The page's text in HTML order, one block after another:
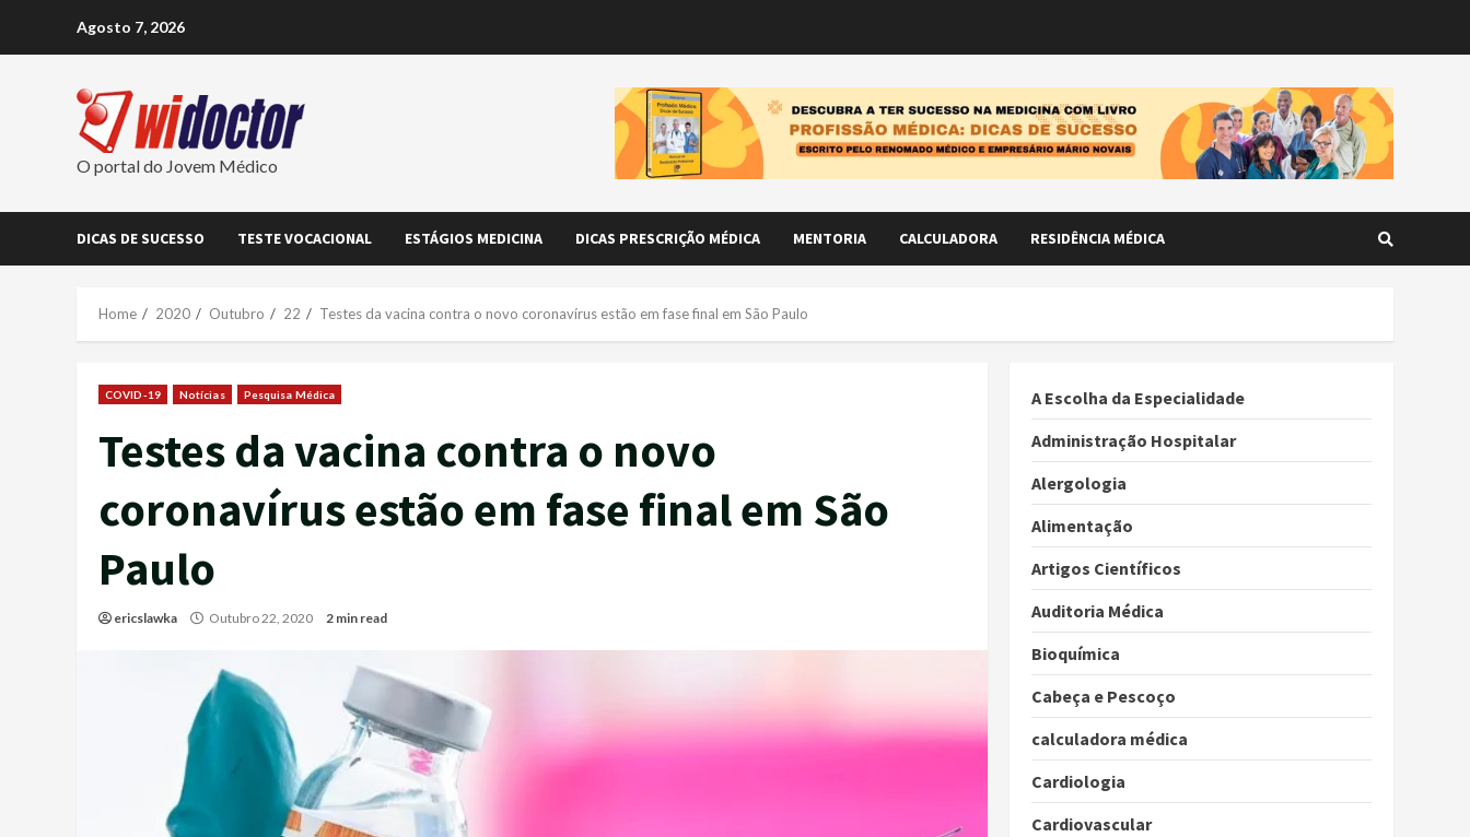
Agosto 7, 2026
O portal do Jovem Médico
DICAS DE SUCESSO TESTE VOCACIONAL ESTÁGIOS MEDICINA DICAS PRESCRIÇÃO MÉDICA MENTORIA CALCULADORA RESIDÊNCIA MÉDICA
Home 2020 Outubro 22 Testes da vacina contra o novo coronavírus estão em fase final em São Paulo
COVID-19 Notícias Pesquisa Médica
Testes da vacina contra o novo
coronavírus estão em fase final em São
Paulo
ericslawka Outubro 22, 2020 2 min read
A Escolha da Especialidade
Administração Hospitalar
Alergologia
Alimentação
Artigos Científicos
Auditoria Médica
Bioquímica
Cabeça e Pescoço
calculadora médica
Cardiologia
Cardiovascular